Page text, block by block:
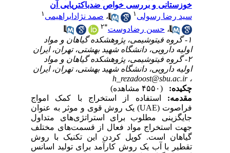
خوزستانی و بررسی خواص ضدباکتریایی آن
سید رضا رسولی ۱ ،صمد نژادابراهیمی
،حسن رضادوست
۱- گروه فیتوشیمی، پژوهشکده گیاهان و مواد
اولیه دارویی، دانشگاه شهید بهشتی، تهران،‌ ایران
۲- گروه فیتوشیمی، پژوهشکده گیاهان و مواد
اولیه دارویی، دانشگاه شهید بهشتی، تهران،‌ ایران
h_rezadoost@sbu.ac.ir
چکیده:
(۴۵۵۰ مشاهده)
مقدمه:استفاده از استخراج با کمک امواج
فراصوت (UAE) یک روش قوی و موثر به عنوان
جایگزینی مطلوب برای استراتژی‌های متداول
جهت استخراج مواد فعال از قسمت‌های مختلف
گیاهان است. کوپل کردن این تکنیک با روش
تقطیر با آب یک روش کارآمد برای تولید اسانس